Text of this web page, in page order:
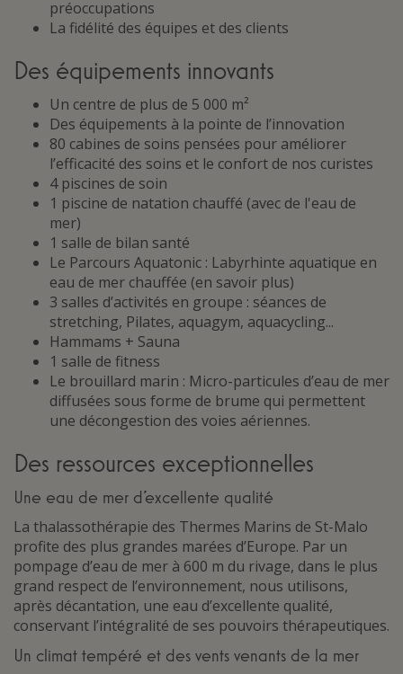
préoccupations
La fidélité des équipes et des clients
Des équipements innovants
Un centre de plus de 5 000 m²
Des équipements à la pointe de l’innovation
80 cabines de soins pensées pour améliorer
l’efficacité des soins et le confort de nos curistes
4 piscines de soin
1 piscine de natation chauffé (avec de l'eau de
mer)
1 salle de bilan santé
Le Parcours Aquatonic : Labyrhinte aquatique en
eau de mer chauffée (en savoir plus)
3 salles d’activités en groupe : séances de
stretching, Pilates, aquagym, aquacycling...
Hammams + Sauna
1 salle de fitness
Le brouillard marin : Micro-particules d’eau de mer
diffusées sous forme de brume qui permettent
une décongestion des voies aériennes.
Des ressources exceptionnelles
Une eau de mer d’excellente qualité
La thalassothérapie des Thermes Marins de St-Malo
profite des plus grandes marées d’Europe. Par un
pompage d’eau de mer à 600 m du rivage, dans le plus
grand respect de l’environnement, nous utilisons,
après décantation, une eau d’excellente qualité,
conservant l’intégralité de ses pouvoirs thérapeutiques.
Un climat tempéré et des vents venants de la mer